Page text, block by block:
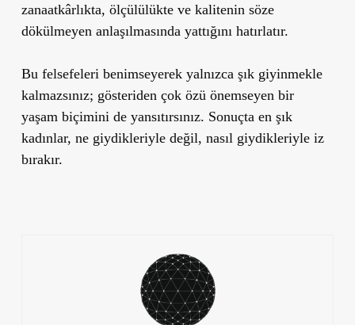
zanaatkârlıkta, ölçülülükte ve kalitenin söze
dökülmeyen anlaşılmasında yattığını hatırlatır.
Bu felsefeleri benimseyerek yalnızca şık giyinmekle
kalmazsınız; gösteriden çok özü önemseyen bir
yaşam biçimini de yansıtırsınız. Sonuçta en şık
kadınlar, negiydikleriyle değil, nasıl giydikleriyle iz
bırakır.